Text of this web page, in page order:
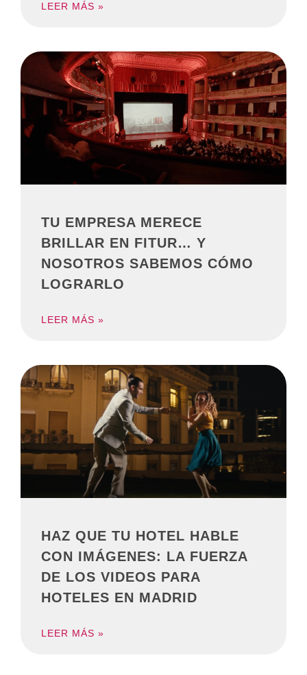
LEER MÁS »
TU EMPRESA MERECE
BRILLAR EN FITUR… Y
NOSOTROS SABEMOS CÓMO
LOGRARLO
LEER MÁS »
HAZ QUE TU HOTEL HABLE
CON IMÁGENES: LA FUERZA
DE LOS VIDEOS PARA
HOTELES EN MADRID
LEER MÁS »